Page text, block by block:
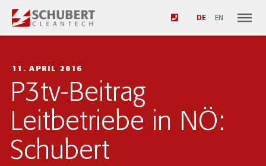
DE EN
11. APRIL 2016
P3tv-Beitrag
Leitbetriebe in NÖ:
Schubert